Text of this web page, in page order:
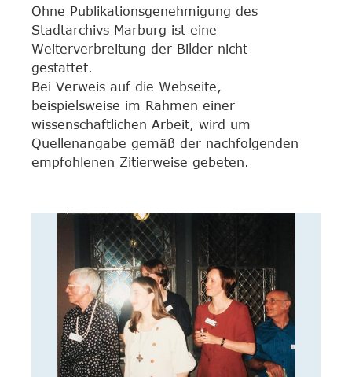
Ohne Publikationsgenehmigung des
Stadtarchivs Marburg ist eine
Weiterverbreitung der Bilder nicht
gestattet.
Bei Verweis auf die Webseite,
beispielsweise im Rahmen einer
wissenschaftlichen Arbeit, wird um
Quellenangabe gemäß der nachfolgenden
empfohlenen Zitierweise gebeten.